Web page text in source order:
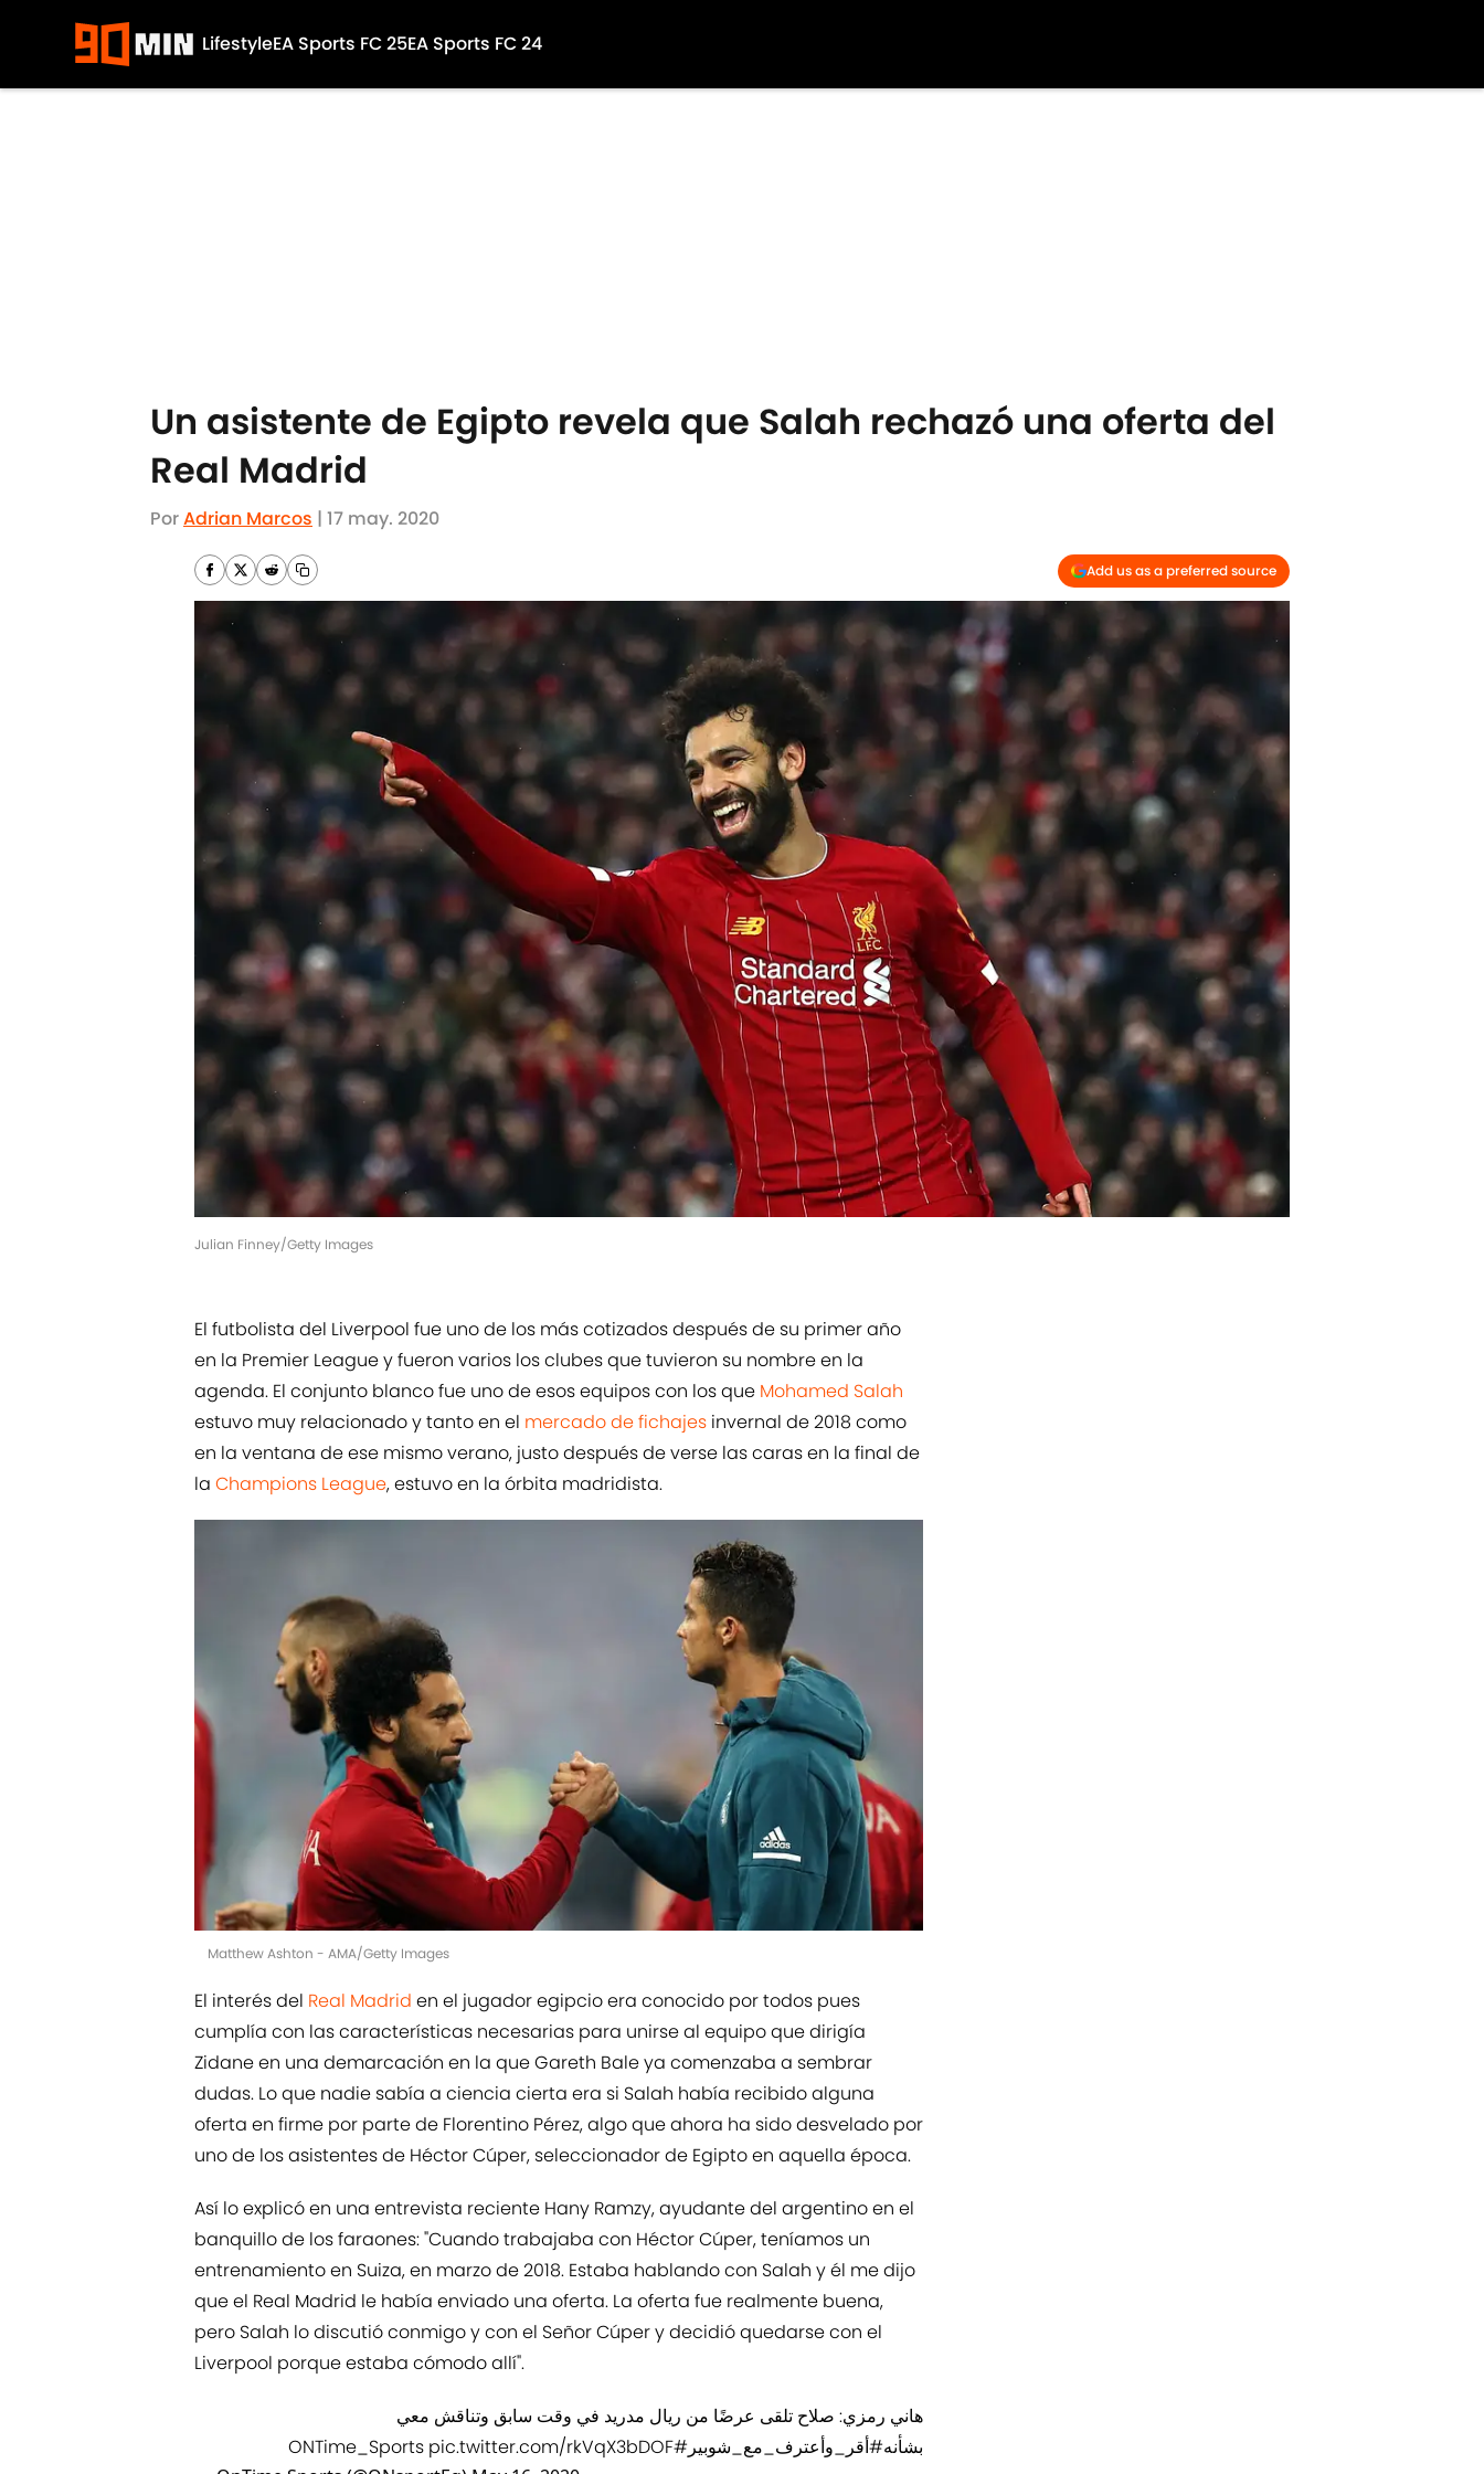
LifestyleEA Sports FC 25EA Sports FC 24
Un asistente de Egipto revela que Salah rechazó una oferta del
Real Madrid
PorAdrian Marcos | 17 may. 2020
Add us as a preferred source
Julian Finney/Getty Images
El futbolista del Liverpool fue uno de los más cotizados después de su primer año
en la Premier League y fueron varios los clubes que tuvieron su nombre en la
agenda. El conjunto blanco fue uno de esos equipos con los que Mohamed Salah
estuvo muy relacionado y tanto en el mercado de fichajes invernal de 2018 como
en la ventana de ese mismo verano, justo después de verse las caras en la final de
la Champions League, estuvo en la órbita madridista.
Matthew Ashton - AMA/Getty Images
El interés del Real Madrid en el jugador egipcio era conocido por todos pues
cumplía con las características necesarias para unirse al equipo que dirigía
Zidane en una demarcación en la que Gareth Bale ya comenzaba a sembrar
dudas. Lo que nadie sabía a ciencia cierta era si Salah había recibido alguna
oferta en firme por parte de Florentino Pérez, algo que ahora ha sido desvelado por
uno de los asistentes de Héctor Cúper, seleccionador de Egipto en aquella época.
Así lo explicó en una entrevista reciente Hany Ramzy, ayudante del argentino en el
banquillo de los faraones: "Cuando trabajaba con Héctor Cúper, teníamos un
entrenamiento en Suiza, en marzo de 2018. Estaba hablando con Salah y él me dijo
que el Real Madrid le había enviado una oferta. La oferta fue realmente buena,
pero Salah lo discutió conmigo y con el Señor Cúper y decidió quedarse con el
Liverpool porque estaba cómodo allí".
هاني رمزي: صلاح تلقى عرضًا من ريال مدريد في وقت سابق وتناقش معي
بشأنه#أقر_وأعترف_مع_شوبير#ONTime_Sports
pic.twitter.com/rkVqX3bDOF